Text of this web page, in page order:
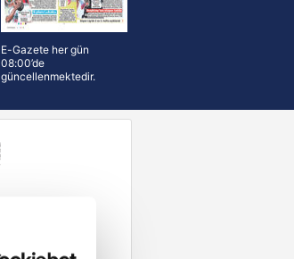
E-Gazete her gün
08:00’de
güncellenmektedir.